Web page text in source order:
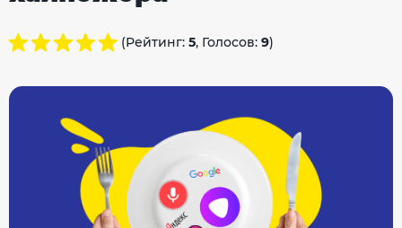
(Рейтинг: 5, Голосов: 9)